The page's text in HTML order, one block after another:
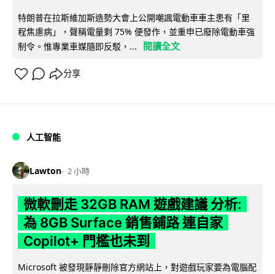
特朗普在拉斯維加斯造勢大會上公開嘲諷電動車車主患有「里
程焦慮病」，聲稱電量剩 75% 便發作，並重申已廢除電動車強
制令。惟專業車媒隨即反駁，...
閱讀全文
分享
人工智能
Lawton 2 小時
微軟刪走 32GB RAM 遊戲建議 分析:
為 8GB Surface 銷售鋪路 連自家
Copilot+ 門檻也未到
Microsoft 被發現靜靜刪除官方網站上，對遊戲玩家要為電腦配